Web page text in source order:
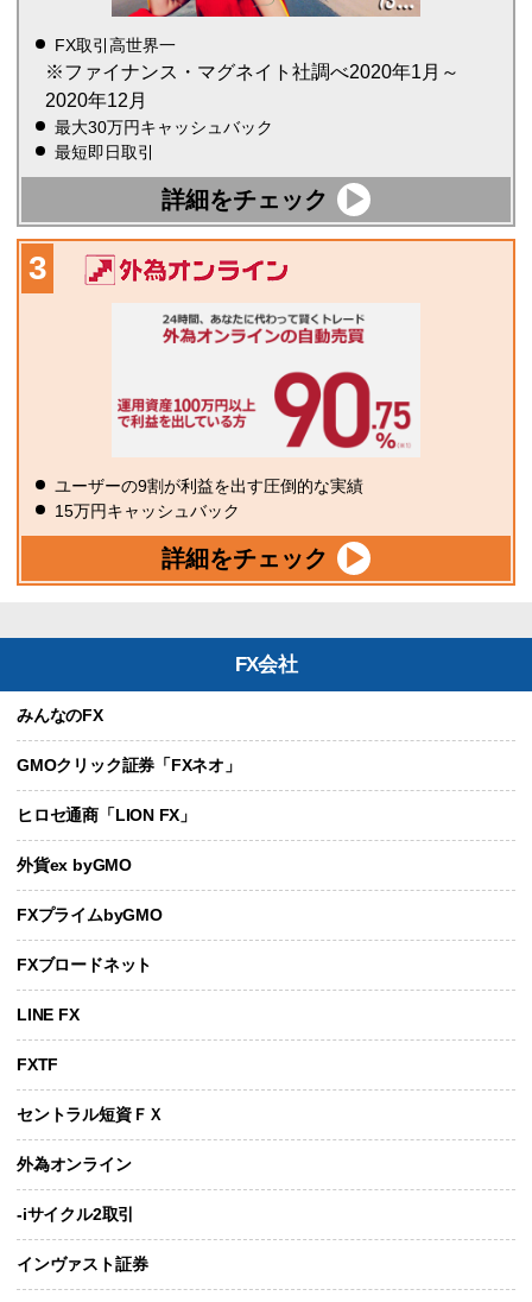
FX取引高世界一
※ファイナンス・マグネイト社調べ2020年1月～
2020年12月
最大30万円キャッシュバック
最短即日取引
詳細をチェック
ユーザーの9割が利益を出す圧倒的な実績
15万円キャッシュバック
詳細をチェック
FX会社
みんなのFX
GMOクリック証券「FXネオ」
ヒロセ通商「LION FX」
外貨ex byGMO
FXプライムbyGMO
FXブロードネット
LINE FX
FXTF
セントラル短資ＦＸ
外為オンライン
-iサイクル2取引
インヴァスト証券